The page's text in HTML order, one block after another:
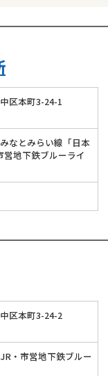
区本町3-24-1
なとみらい線「日本
地下鉄ブルーライ
区本町3-24-2
・市営地下鉄ブルー